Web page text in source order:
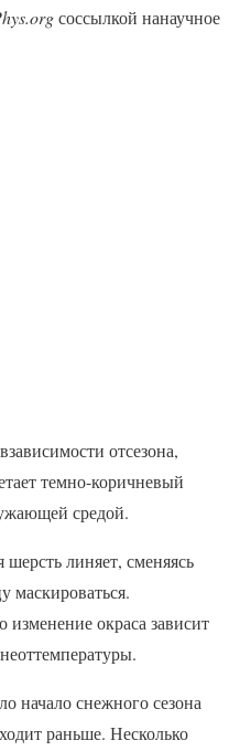
соссылкой нанаучное
отсезона,
темно-коричневый
средой.
линяет, сменяясь
маскироваться.
изменение окраса зависит
начало снежного сезона
раньше. Несколько